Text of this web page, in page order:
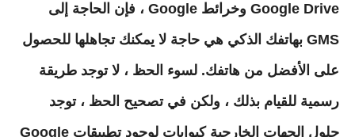
Google Drive وخرائط Google ، فإن الحاجة إلى
GMS بهاتفك الذكي هي حاجة لا يمكنك تجاهلها للحصول
على الأفضل من هاتفك. لسوء الحظ ، لا توجد طريقة
رسمية للقيام بذلك ، ولكن في تصحيح الحظ ، توجد
حلول الجهات الخارجية كبوابات لوجود تطبيقات Google